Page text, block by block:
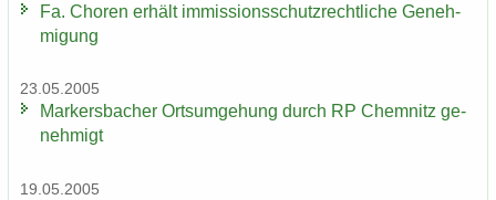
Fa. Cho­ren er­hält im­mis­si­ons­schutz­recht­li­che Ge­neh­
mi­gung
23.05.2005
Mar­kers­ba­cher Orts­um­ge­hung durch RP Chem­nitz ge­
neh­migt
19.05.2005